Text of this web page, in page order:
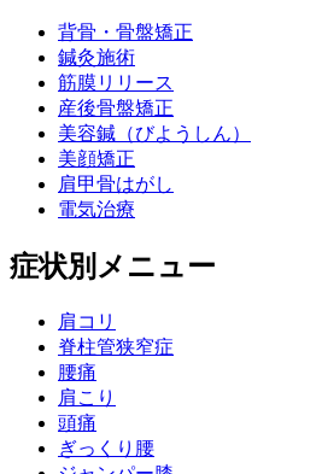
背骨・骨盤矯正
鍼灸施術
筋膜リリース
産後骨盤矯正
美容鍼（びようしん）
美顔矯正
肩甲骨はがし
電気治療
症状別メニュー
肩コリ
脊柱管狭窄症
腰痛
肩こり
頭痛
ぎっくり腰